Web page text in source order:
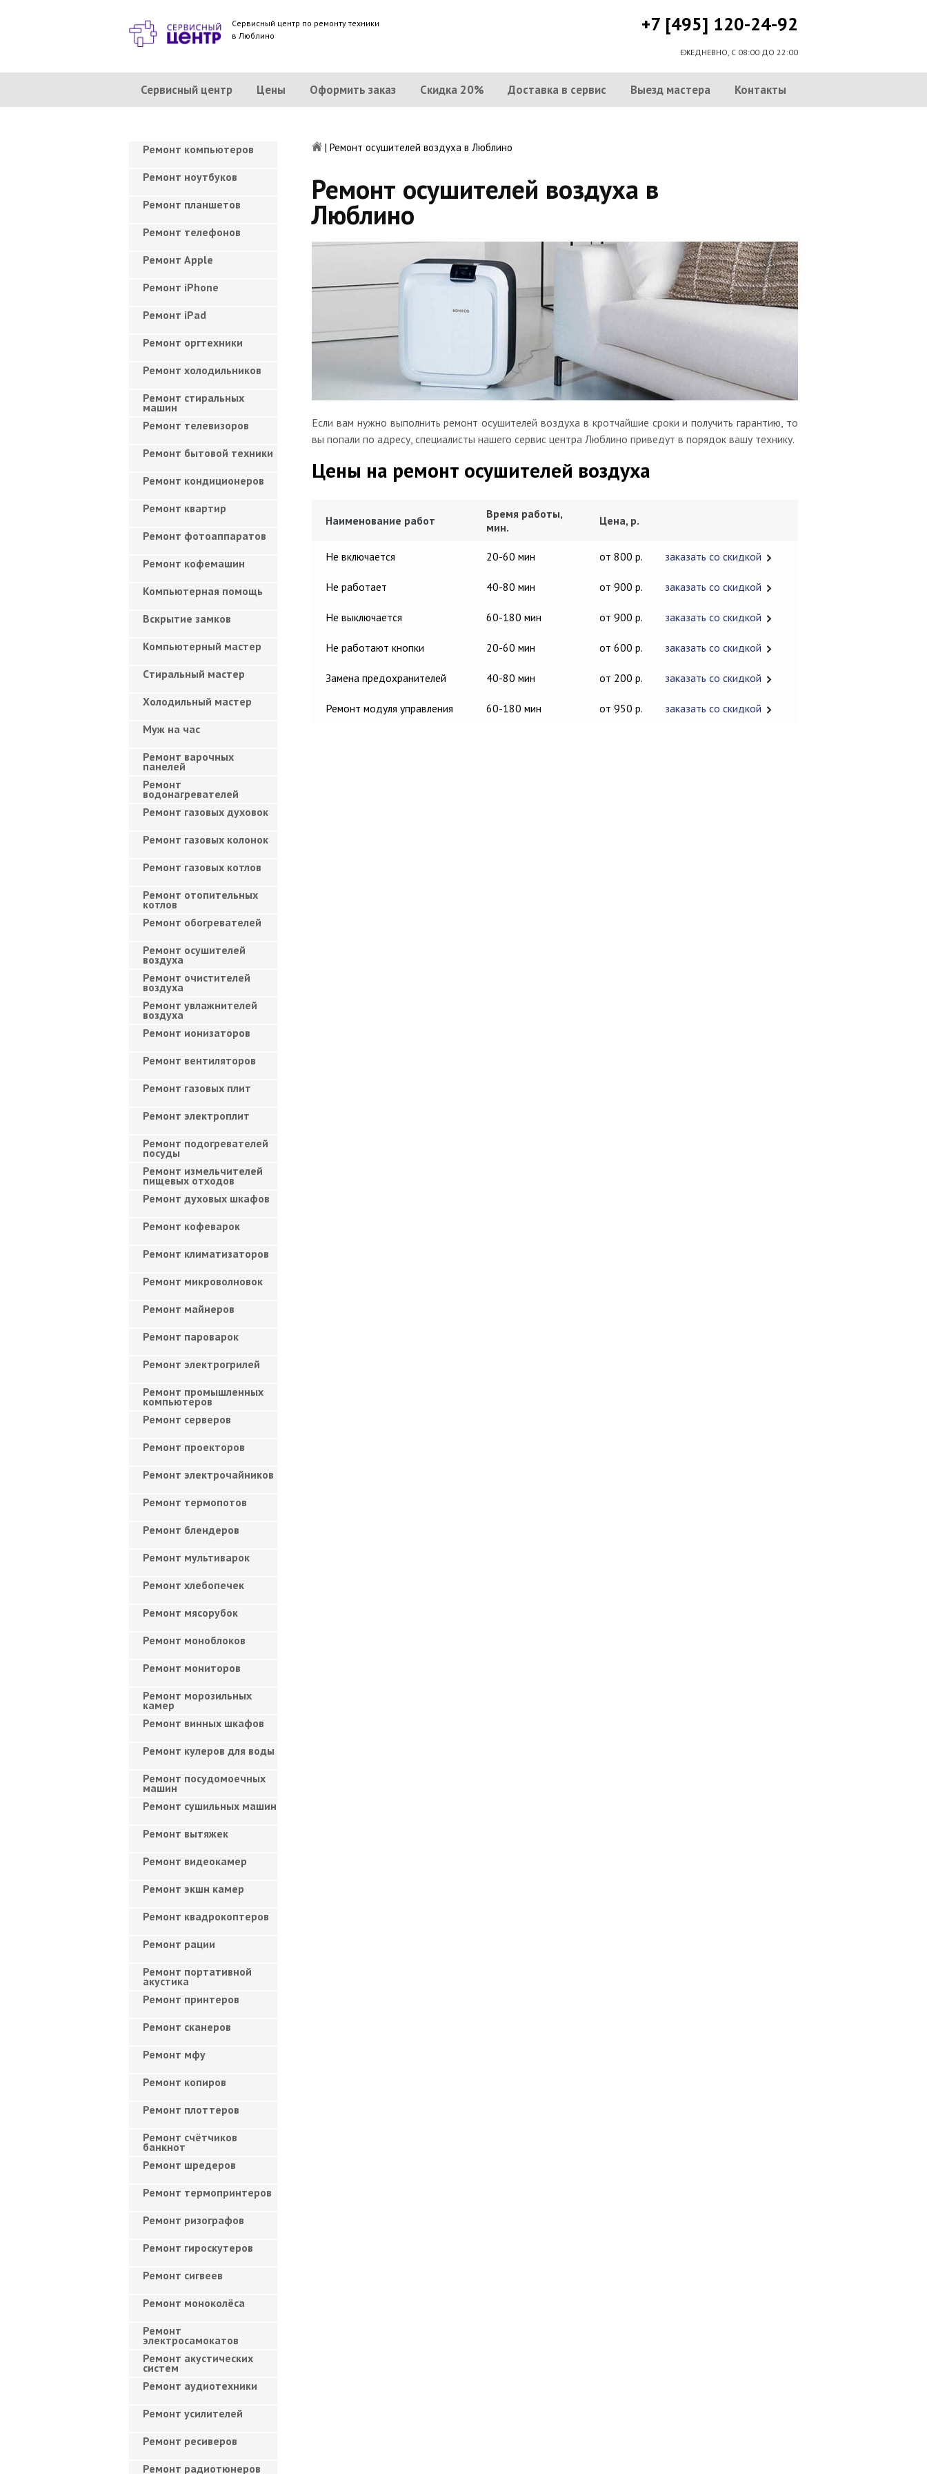
Сервисный центр по ремонту техники
в Люблино
+7 [495] 120-24-92
ЕЖЕДНЕВНО, С 08:00 ДО 22:00
Сервисный центр Цены Оформить заказ Скидка 20% Доставка в сервис Выезд мастера Контакты
| Ремонт осушителей воздуха в Люблино
Ремонт осушителей воздуха в
Люблино
Если вам нужно выполнить ремонт осушителей воздуха в кротчайшие сроки и получить гарантию, то
вы попали по адресу, специалисты нашего сервис центра Люблино приведут в порядок вашу технику.
Цены на ремонт осушителей воздуха
Наименование работ
Время работы,
мин.
Цена, р.
Не включается 20-60 мин от 800 р. заказать со скидкой
Не работает 40-80 мин от 900 р. заказать со скидкой
Не выключается 60-180 мин от 900 р. заказать со скидкой
Не работают кнопки 20-60 мин от 600 р. заказать со скидкой
Замена предохранителей 40-80 мин от 200 р. заказать со скидкой
Ремонт модуля управления 60-180 мин от 950 р. заказать со скидкой
Ремонт компьютеров
Ремонт ноутбуков
Ремонт планшетов
Ремонт телефонов
Ремонт Apple
Ремонт iPhone
Ремонт iPad
Ремонт оргтехники
Ремонт холодильников
Ремонт стиральных
машин
Ремонт телевизоров
Ремонт бытовой техники
Ремонт кондиционеров
Ремонт квартир
Ремонт фотоаппаратов
Ремонт кофемашин
Компьютерная помощь
Вскрытие замков
Компьютерный мастер
Cтиральный мастер
Холодильный мастер
Муж на час
Ремонт варочных
панелей
Ремонт
водонагревателей
Ремонт газовых духовок
Ремонт газовых колонок
Ремонт газовых котлов
Ремонт отопительных
котлов
Ремонт обогревателей
Ремонт осушителей
воздуха
Ремонт очистителей
воздуха
Ремонт увлажнителей
воздуха
Ремонт ионизаторов
Ремонт вентиляторов
Ремонт газовых плит
Ремонт электроплит
Ремонт подогревателей
посуды
Ремонт измельчителей
пищевых отходов
Ремонт духовых шкафов
Ремонт кофеварок
Ремонт климатизаторов
Ремонт микроволновок
Ремонт майнеров
Ремонт пароварок
Ремонт электрогрилей
Ремонт промышленных
компьютеров
Ремонт серверов
Ремонт проекторов
Ремонт электрочайников
Ремонт термопотов
Ремонт блендеров
Ремонт мультиварок
Ремонт хлебопечек
Ремонт мясорубок
Ремонт моноблоков
Ремонт мониторов
Ремонт морозильных
камер
Ремонт винных шкафов
Ремонт кулеров для воды
Ремонт посудомоечных
машин
Ремонт сушильных машин
Ремонт вытяжек
Ремонт видеокамер
Ремонт экшн камер
Ремонт квадрокоптеров
Ремонт рации
Ремонт портативной
акустика
Ремонт принтеров
Ремонт сканеров
Ремонт мфу
Ремонт копиров
Ремонт плоттеров
Ремонт счётчиков
банкнот
Ремонт шредеров
Ремонт термопринтеров
Ремонт ризографов
Ремонт гироскутеров
Ремонт сигвеев
Ремонт моноколёса
Ремонт
электросамокатов
Ремонт акустических
систем
Ремонт аудиотехники
Ремонт усилителей
Ремонт ресиверов
Ремонт радиотюнеров